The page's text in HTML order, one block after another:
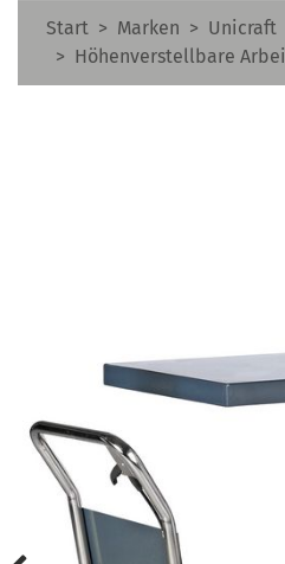
Start Marken
Unicraft
Höhenverstellbare